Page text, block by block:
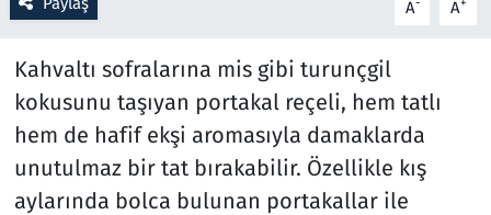
A- A+
Kahvaltı sofralarına mis gibi turunçgil
kokusunu taşıyan portakal reçeli, hem tatlı
hem de hafif ekşi aromasıyla damaklarda
unutulmaz bir tat bırakabilir. Özellikle kış
aylarında bolca bulunan portakallar ile
Seçim 2023
Spor
Teknoloji ve Bilim
Televizyon